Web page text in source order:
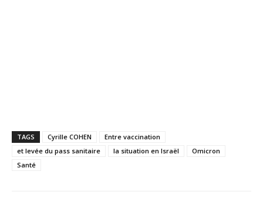
TAGS Cyrille COHEN
Entre vaccination
et levée du pass sanitaire
la situation en Israël
Omicron
Santé